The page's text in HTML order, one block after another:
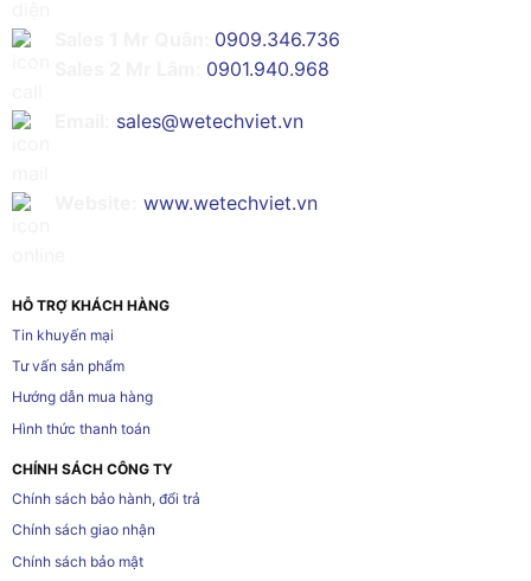
0909.346.736
0901.940.968
sales@wetechviet.vn
www.wetechviet.vn
HỖ TRỢ KHÁCH HÀNG
Tin khuyến mại
Tư vấn sản phẩm
Hướng dẫn mua hàng
Hình thức thanh toán
CHÍNH SÁCH CÔNG TY
Chính sách bảo hành, đổi trả
Chính sách giao nhận
Chính sách bảo mật